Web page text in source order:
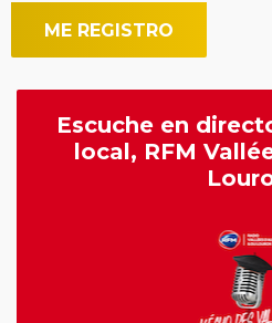
Escuche en
local, RFM